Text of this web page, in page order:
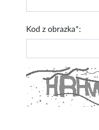
Kod z obrazka*: